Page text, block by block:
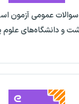
سوالات عمومی آزمون
و دانشگاه‌های علوم